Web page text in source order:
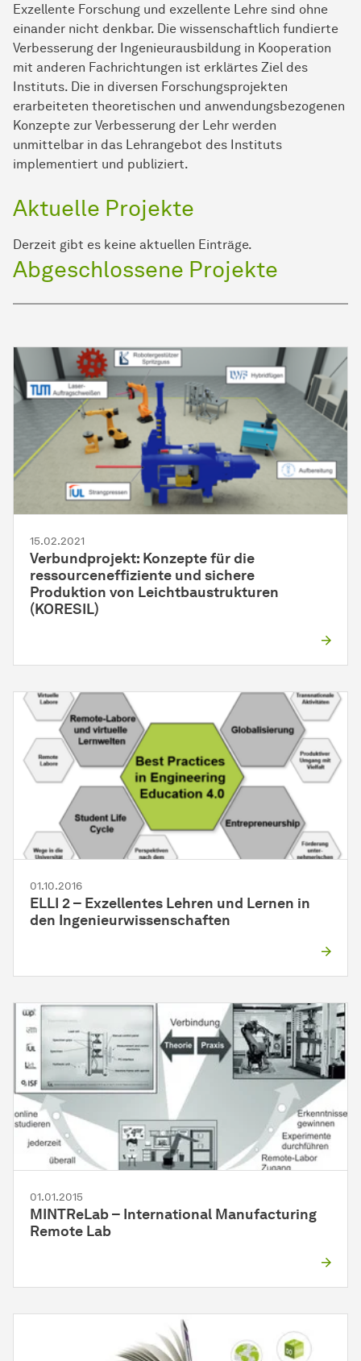
Exzellente Forschung und exzellente Lehre sind ohne
einander nicht denkbar. Die wissenschaftlich fundierte
Verbesserung der Ingenieurausbildung in Kooperation
mit anderen Fachrichtungen ist erklärtes Ziel des
Instituts. Die in diversen Forschungsprojekten
erarbeiteten theoretischen und anwendungsbezogenen
Konzepte zur Verbesserung der Lehr werden
unmittelbar in das Lehrangebot des Instituts
implementiert und publiziert.
Aktuelle Projekte
Derzeit gibt es keine aktuellen Einträge.
Abgeschlossene Projekte
15.02.2021
Verbundprojekt: Konzepte für die
ressourceneffiziente und sichere
Produktion von Leichtbaustrukturen
(KORESIL)
01.10.2016
ELLI 2 – Exzellentes Lehren und Lernen in
den Ingenieurwissenschaften
01.01.2015
MINTReLab – International Manufacturing
Remote Lab